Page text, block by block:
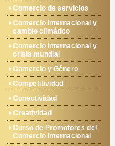
Comercio de servicios
Comercio internacional y
cambio climático
Comercio internacional y
crisis mundial
Comercio y Género
Competitividad
Conectividad
Creatividad
Curso de Promotores del
Comercio Internacional